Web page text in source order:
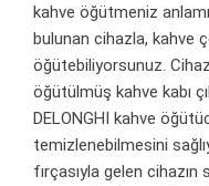
kahve öğütmeniz
bulunan cihazla, kahve
öğütebiliyorsunuz.
öğütülmüş kahve kabı
DELONGHI kahve
temizlenebilmesini
fırçasıyla gelen